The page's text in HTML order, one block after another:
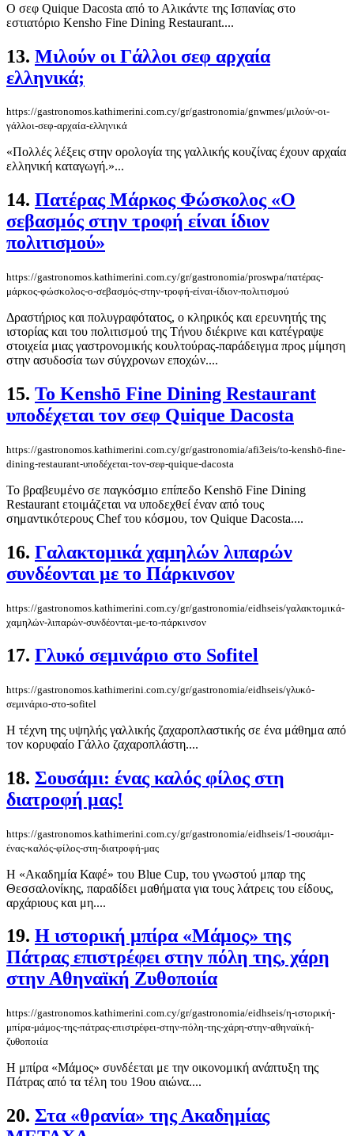
Ο σεφ Quique Dacosta από το Αλικάντε της Ισπανίας στο
εστιατόριο Kenshο Fine Dining Restaurant....
13. Μιλούν οι Γάλλοι σεφ αρχαία
ελληνικά;
https://gastronomos.kathimerini.com.cy/gr/gastronomia/gnwmes/μιλούν-οι-
γάλλοι-σεφ-αρχαία-ελληνικά
«Πολλές λέξεις στην ορολογία της γαλλικής κουζίνας έχουν αρχαία
ελληνική καταγωγή.»...
14. Πατέρας Μάρκος Φώσκολος «Ο
σεβασμός στην τροφή είναι ίδιον
πολιτισμού»
https://gastronomos.kathimerini.com.cy/gr/gastronomia/proswpa/πατέρας-
μάρκος-φώσκολος-ο-σεβασμός-στην-τροφή-είναι-ίδιον-πολιτισμού
Δραστήριος και πολυγραφότατος, ο κληρικός και ερευνητής της
ιστορίας και του πολιτισμού της Τήνου διέκρινε και κατέγραψε
στοιχεία μιας γαστρονομικής κουλτούρας-παράδειγμα προς μίμηση
στην ασυδοσία των σύγχρονων εποχών....
15. To Kenshō Fine Dining Restaurant
υποδέχεται τον σεφ Quique Dacosta
https://gastronomos.kathimerini.com.cy/gr/gastronomia/afi3eis/to-kenshō-fine-
dining-restaurant-υποδέχεται-τον-σεφ-quique-dacosta
Το βραβευμένο σε παγκόσμιο επίπεδο Kenshō Fine Dining
Restaurant ετοιμάζεται να υποδεχθεί έναν από τους
σημαντικότερους Chef του κόσμου, τον Quique Dacosta....
16. Γαλακτομικά χαμηλών λιπαρών
συνδέονται με το Πάρκινσον
https://gastronomos.kathimerini.com.cy/gr/gastronomia/eidhseis/γαλακτομικά-
χαμηλών-λιπαρών-συνδέονται-με-το-πάρκινσον
17. Γλυκό σεμινάριο στο Sofitel
https://gastronomos.kathimerini.com.cy/gr/gastronomia/eidhseis/γλυκό-
σεμινάριο-στο-sofitel
Η τέχνη της υψηλής γαλλικής ζαχαροπλαστικής σε ένα μάθημα από
τον κορυφαίο Γάλλο ζαχαροπλάστη....
18. Σουσάμι: ένας καλός φίλος στη
διατροφή μας!
https://gastronomos.kathimerini.com.cy/gr/gastronomia/eidhseis/1-σουσάμι-
ένας-καλός-φίλος-στη-διατροφή-μας
Η «Ακαδημία Καφέ» του Blue Cup, του γνωστού μπαρ της
Θεσσαλονίκης, παραδίδει μαθήματα για τους λάτρεις του είδους,
αρχάριους και μη....
19. Η ιστορική μπίρα «Μάμος» της
Πάτρας επιστρέφει στην πόλη της, χάρη
στην Αθηναϊκή Ζυθοποιία
https://gastronomos.kathimerini.com.cy/gr/gastronomia/eidhseis/η-ιστορική-
μπίρα-μάμος-της-πάτρας-επιστρέφει-στην-πόλη-της-χάρη-στην-αθηναϊκή-
ζυθοποιία
Η μπίρα «Μάμος» συνδέεται με την οικονομική ανάπτυξη της
Πάτρας από τα τέλη του 19ου αιώνα....
20. Στα «θρανία» της Ακαδημίας